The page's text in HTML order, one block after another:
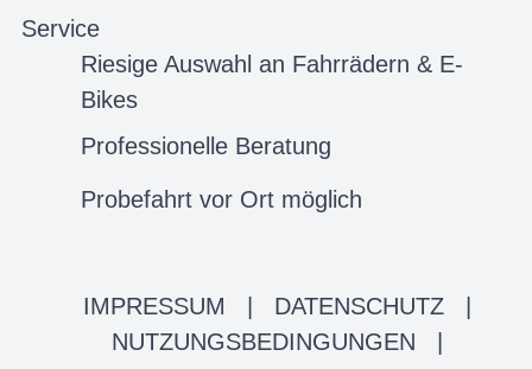
Service
Riesige Auswahl an Fahrrädern & E-
Bikes
Professionelle Beratung
Probefahrt vor Ort möglich
IMPRESSUM DATENSCHUTZ
NUTZUNGSBEDINGUNGEN